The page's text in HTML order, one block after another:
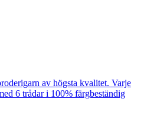
av högsta kvalitet. Varje
6 trådar i 100% färgbeständig